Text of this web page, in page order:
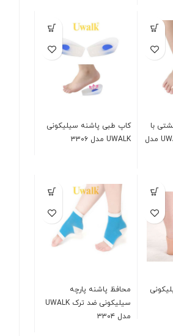
با
ساپورت شست UWALK مدل
کاپ طبی پاشنه سیلیکونی
UWALK مدل ۳۳۰۶
محافظ پاشنه پارچه
سیلیکونی ضد ترک UWALK
مدل ۳۳۰۴